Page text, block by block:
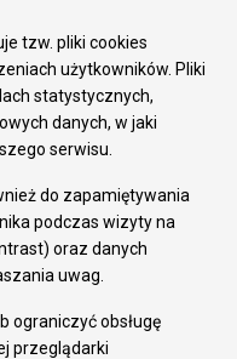
tzw. pliki cookies
użytkowników. Pliki
statystycznych,
danych, w jaki
serwisu.
do zapamiętywania
podczas wizyty na
oraz danych
uwag.
ograniczyć obsługę
przeglądarki